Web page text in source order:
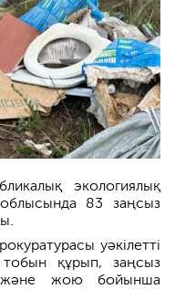
экологиялық
83 заңсыз
уәкілетті
құрып, заңсыз
және жою бойынша